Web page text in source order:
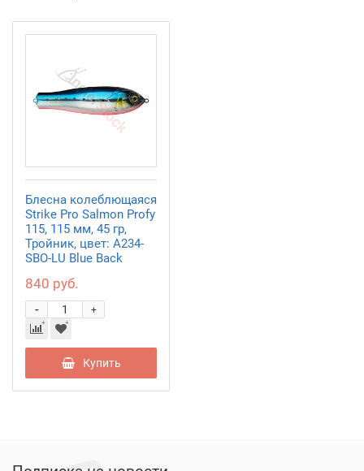
Блесна колеблющаяся
Strike Pro Salmon Profy
115, 115 мм, 45 гр,
Тройник, цвет: A234-
SBO-LU Blue Back
840 руб.
+
-
Купить